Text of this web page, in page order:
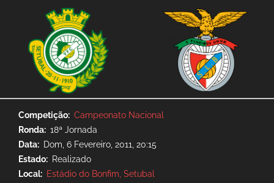
Competição
Campeonato Nacional
Ronda
18ª Jornada
Data
Dom, 6 Fevereiro, 2011, 20:15
Estado
Realizado
Local
Estádio do Bonfim, Setubal